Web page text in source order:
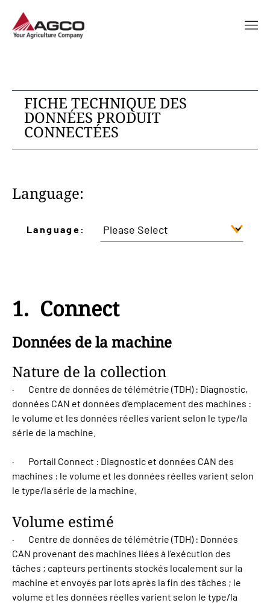
FICHE TECHNIQUE DES
DONNÉES PRODUIT
CONNECTÉES
Language:
Language:
1. Connect
Données de la machine
Nature de la collection
· Centre de données de télémétrie (TDH) : Diagnostic,
données CAN et données d'emplacement des machines :
le volume et les données réelles varient selon le type/la
série de la machine.
· Portail Connect : Diagnostic et données CAN des
machines : le volume et les données réelles varient selon
le type/la série de la machine.
Volume estimé
· Centre de données de télémétrie (TDH) : Données
CAN provenant des machines liées à l'exécution des
tâches ; capteurs pertinents stockés localement sur la
machine et envoyés par lots après la fin des tâches ; le
volume et les données réelles varient selon le type/la